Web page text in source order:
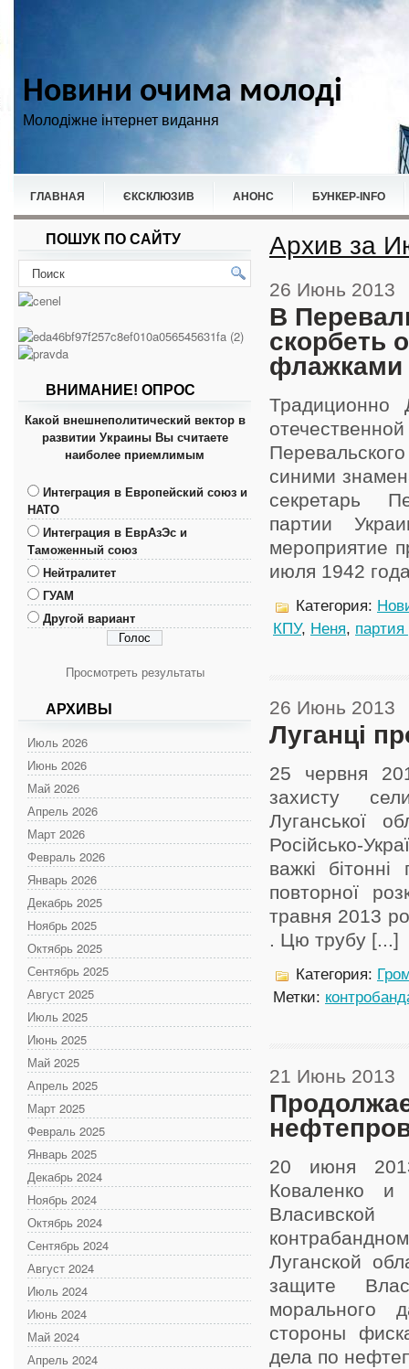
Новини очима молоді
Молодіжне інтернет видання
ГЛАВНАЯ ЄКСКЛЮЗИВ АНОНС БУНКЕР-ІNFO
НОВИНИ СПОРТ
ПОШУК ПО САЙТУ
ВНИМАНИЕ! ОПРОС
Какой внешнеполитический вектор в
развитии Украины Вы считаете
наиболее приемлимым
Интеграция в Европейский союз и
НАТО
Интеграция в ЕврАзЭс и
Таможенный союз
Нейтралитет
ГУАМ
Другой вариант
Просмотреть результаты
АРХИВЫ
Июль 2026
Июнь 2026
Май 2026
Апрель 2026
Март 2026
Февраль 2026
Январь 2026
Декабрь 2025
Ноябрь 2025
Октябрь 2025
Сентябрь 2025
Август 2025
Июль 2025
Июнь 2025
Май 2025
Апрель 2025
Март 2025
Февраль 2025
Январь 2025
Декабрь 2024
Ноябрь 2024
Октябрь 2024
Сентябрь 2024
Август 2024
Июль 2024
Июнь 2024
Май 2024
Апрель 2024
Архив за
26 Июнь 2013
В
скорбеть
флажками
синими
секретарь
партии
мероприятие
июля 1942
Категория:
КПУ, Неня, партия
26 Июнь 2013
Луганці
25 червня
захисту
Луганської
Російсько-
важкі
повторної
травня 2013
. Цю трубу [...]
Категория:
Метки:
21 Июнь 2013
20 июня
Коваленко
Луганской
защите
морального
стороны
дела по